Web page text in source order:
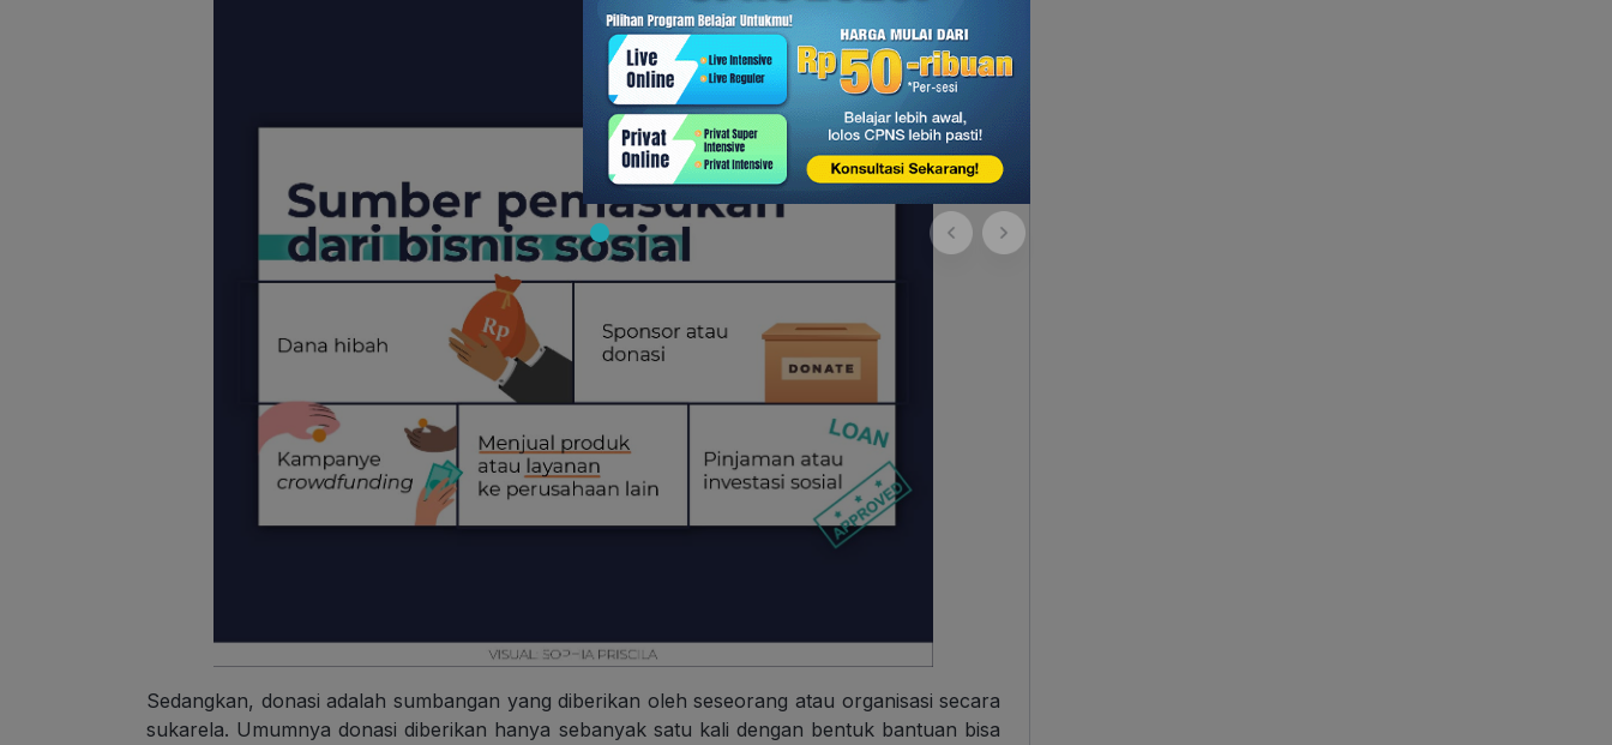
Sedangkan, donasi adalah sumbangan yang diberikan oleh seseorang atau organisasi secara
sukarela. Umumnya donasi diberikan hanya sebanyak satu kali dengan bentuk bantuan bisa